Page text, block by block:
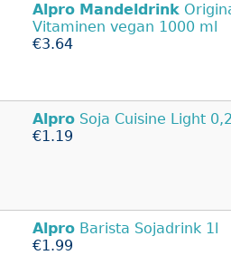
Alpro Mandeldrink
Vitaminen vegan 1000 ml
€3.64
Alpro Soja Cuisine Light
€1.19
Alpro Barista Sojadrink 1l
€1.99